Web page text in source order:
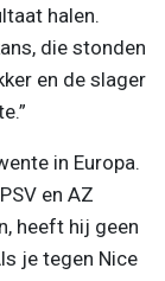
halen.
die stonden
en de slager
in Europa.
en AZ
heeft hij geen
je tegen Nice